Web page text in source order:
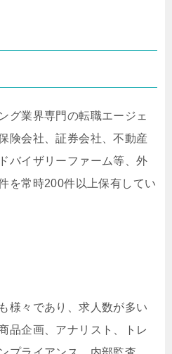
グ業界専門の転職エージェ
険会社、証券会社、不動産
バイザリーファーム等、外
を常時200件以上保有してい
様々であり、求人数が多い
品企画、アナリスト、トレ